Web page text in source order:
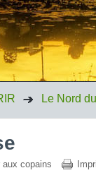
Le Nord
aux copains